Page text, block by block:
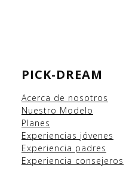
PICK-DREAM
Acerca de nosotros
Nuestro Modelo
Planes
Experiencias jóvenes
Experiencia padres
Experiencia consejeros